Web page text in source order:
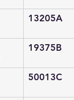
13205A
19375B
50013C